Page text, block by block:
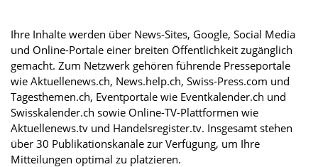
Ihre Inhalte werden über News-Sites, Google, Social Media
und Online-Portale einer breiten Öffentlichkeit zugänglich
gemacht. Zum Netzwerk gehören führende Presseportale
wie Aktuellenews.ch, News.help.ch, Swiss-Press.com und
Tagesthemen.ch, Eventportale wie Eventkalender.ch und
Swisskalender.ch sowie Online-TV-Plattformen wie
Aktuellenews.tv und Handelsregister.tv. Insgesamt stehen
über 30 Publikationskanäle zur Verfügung, um Ihre
Mitteilungen optimal zu platzieren.